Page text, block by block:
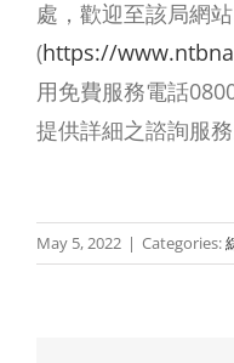
處，歡迎至該局網站
(https://
用免費服務電話
提供詳細之諮詢服務
May 5, 2022 | Categories: